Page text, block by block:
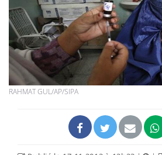
RAHMAT GUL/AP/SIPA